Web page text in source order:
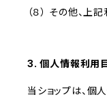
（８） その他、
3. 個人情報利用
当ショップは、個